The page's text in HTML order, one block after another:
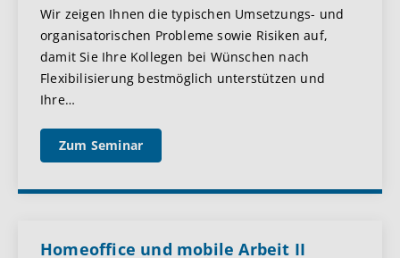
Wir zeigen Ihnen die typischen Umsetzungs- und
organisatorischen Probleme sowie Risiken auf,
damit Sie Ihre Kollegen bei Wünschen nach
Flexibilisierung bestmöglich unterstützen und
Ihre…
Zum Seminar
Homeoffice und mobile Arbeit II